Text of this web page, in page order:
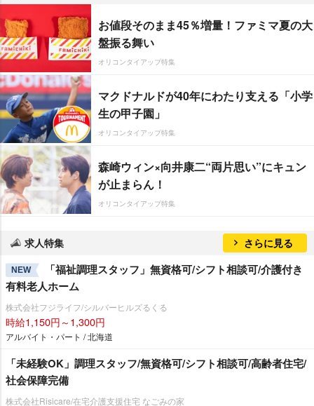
お値段そのまま45％増量！ファミマ夏の大
盤振る舞い
オリコンタイアップ特集
マクドナルドが40年にわたり支える「小学
生の甲子園」
オリコンタイアップ特集
森崎ウィン×向井康二“両片思い”にキュン
が止まらん！
オリコンタイアップ特集
求人特集 さらに見る
NEW
「福祉調理スタッフ」無資格可/シフト相談可/介護付き
有料老人ホーム
株式会社フジライフ/シルバーヒルズるくる
時給1,150円～1,300円
アルバイト・パート / 北海道
「未経験OK」調理スタッフ/無資格可/シフト相談可/高齢者住宅/
社会保障完備
株式会社Risicare/在宅介護支援住宅 なごみの家